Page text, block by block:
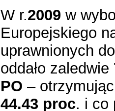
W r.2009 w
Europejskiego
uprawnionych
oddało zaledwie
PO –
44.43 proc. i co